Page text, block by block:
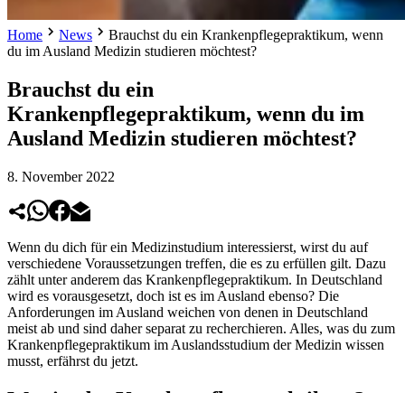
Home News
Brauchst du ein Krankenpflegepraktikum, wenn
du im Ausland Medizin studieren möchtest?
Brauchst du ein
Krankenpflegepraktikum, wenn du im
Ausland Medizin studieren möchtest?
8. November 2022
Wenn du dich für ein Medizinstudium interessierst, wirst du auf
verschiedene Voraussetzungen treffen, die es zu erfüllen gilt. Dazu
zählt unter anderem das Krankenpflegepraktikum. In Deutschland
wird es vorausgesetzt, doch ist es im Ausland ebenso? Die
Anforderungen im Ausland weichen von denen in Deutschland
meist ab und sind daher separat zu recherchieren. Alles, was du zum
Krankenpflegepraktikum im Auslandsstudium der Medizin wissen
musst, erfährst du jetzt.